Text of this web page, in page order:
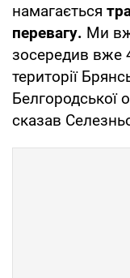
намагається
перевагу. Ми
зосередив вже
території
Белгородської
сказав